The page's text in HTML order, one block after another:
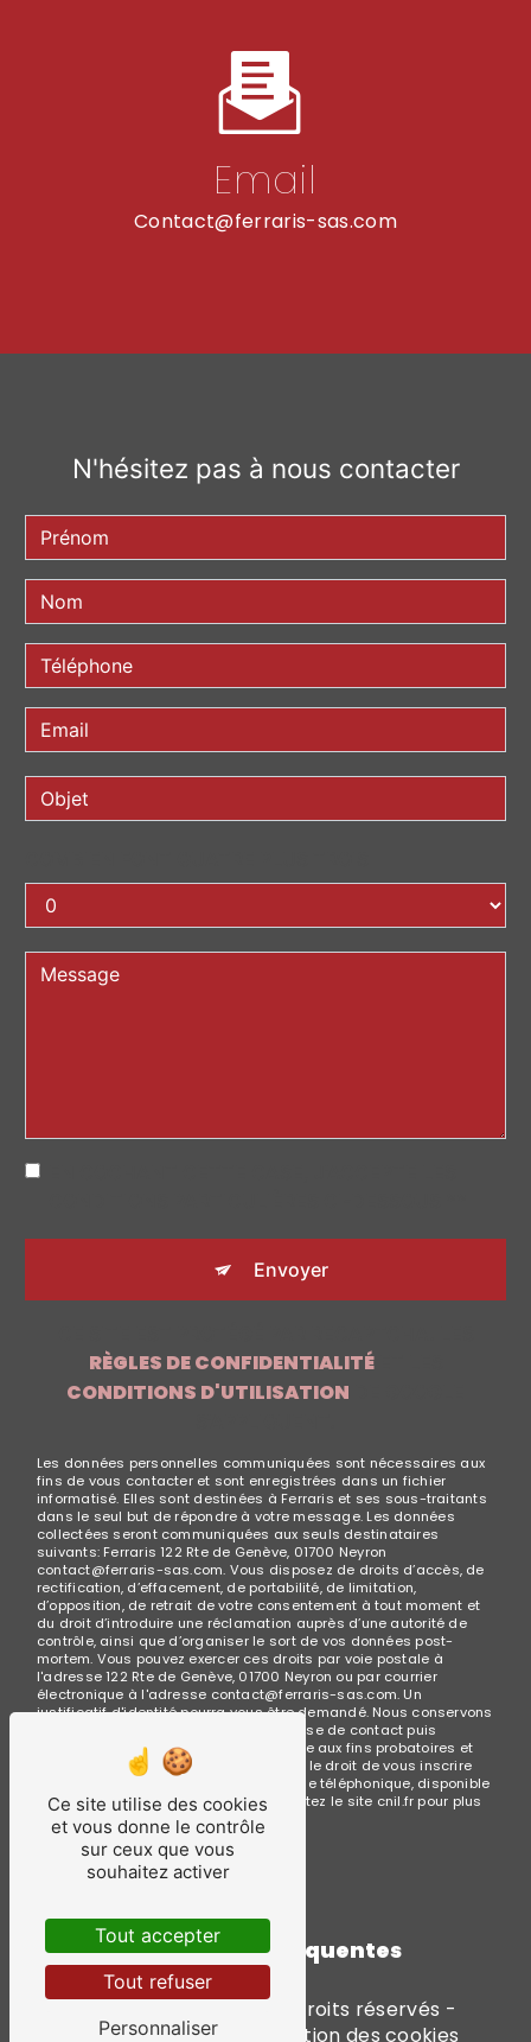
Email
contact@ferraris-sas.com
N'hésitez pas à nous contacter
Envoyer
RÈGLES DE CONFIDENTIALITÉET LES
CONDITIONS D'UTILISATION
Les données personnelles communiquées sont nécessaires aux
fins de vous contacter et sont enregistrées dans un fichier
informatisé. Elles sont destinées à Ferraris et ses sous-traitants
dans le seul but de répondre à votre message. Les données
collectées seront communiquées aux seuls destinataires
suivants: Ferraris 122 Rte de Genève, 01700 Neyron
contact@ferraris-sas.com. Vous disposez de droits d’accès, de
rectification, d’effacement, de portabilité, de limitation,
d’opposition, de retrait de votre consentement à tout moment et
du droit d’introduire une réclamation auprès d’une autorité de
contrôle, ainsi que d’organiser le sort de vos données post-
mortem. Vous pouvez exercer ces droits par voie postale à
l'adresse 122 Rte de Genève, 01700 Neyron ou par courrier
électronique à l'adresse contact@ferraris-sas.com. Un
justificatif d'identité pourra vous être demandé. Nous conservons
vos données pendant la période de prise de contact puis
pendant la durée de prescription légale aux fins probatoires et
de gestion des contentieux. Vous avez le droit de vous inscrire
sur la liste d'opposition au démarchage téléphonique, disponible
à cette adresse:Bloctel.gouv.fr. Consultez le site cnil.fr pour plus
d’informations sur vos droits.
Recherches fréquentes
- 2026 - Tous droits réservés -
Mentions légales
Gestion des cookies
Ce site utilise des cookies
et vous donne le contrôle
sur ceux que vous
souhaitez activer
Tout accepter
Tout refuser
Personnaliser